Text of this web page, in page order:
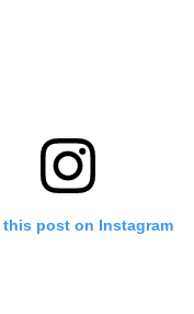
this post on Instagram